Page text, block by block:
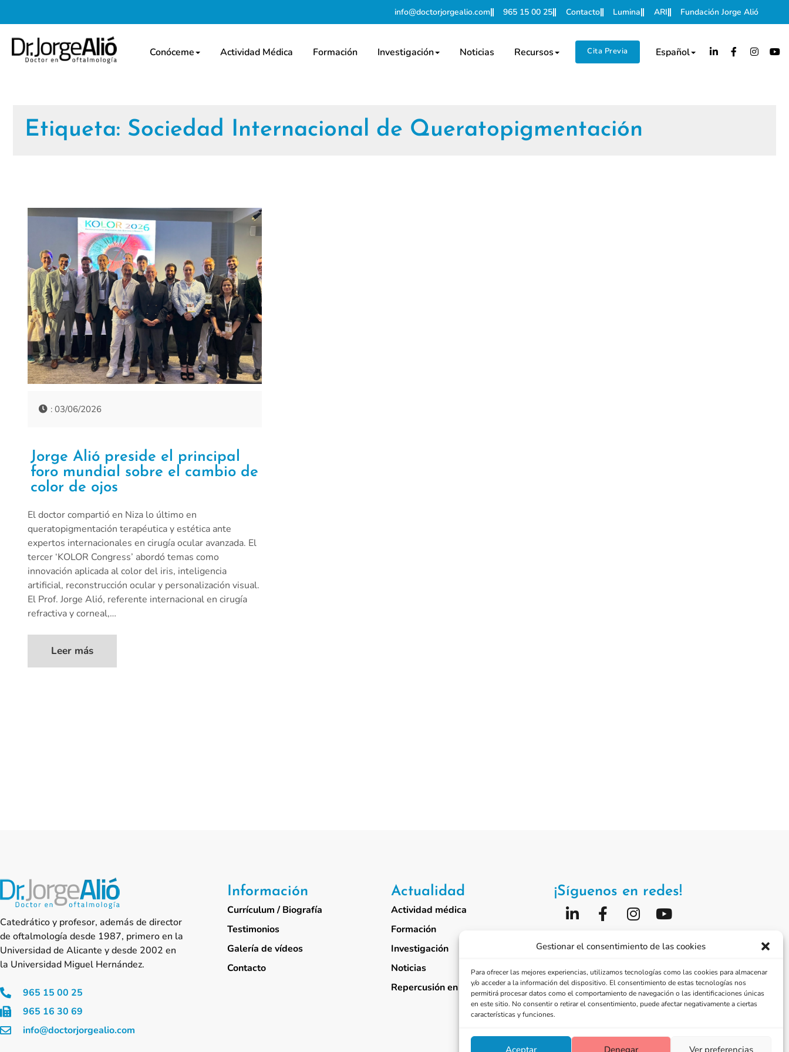
Gestionar el consentimiento de las cookies
Para ofrecer las mejores experiencias, utilizamos tecnologías como las cookies para almacenar
y/o acceder a la información del dispositivo. El consentimiento de estas tecnologías nos
permitirá procesar datos como el comportamiento de navegación o las identificaciones únicas
en este sitio. No consentir o retirar el consentimiento, puede afectar negativamente a ciertas
características y funciones.
Aceptar Denegar Ver preferencias
info@doctorjorgealio.com 965 15 00 25 Contacto Lumina ARI Fundación Jorge Alió
Conóceme Actividad Médica Formación Investigación Noticias Recursos Cita Previa Español
Etiqueta: Sociedad Internacional de Queratopigmentación
: 03/06/2026
Jorge Alió preside el principal
foro mundial sobre el cambio de
color de ojos
El doctor compartió en Niza lo último en
queratopigmentación terapéutica y estética ante
expertos internacionales en cirugía ocular avanzada. El
tercer ‘KOLOR Congress’ abordó temas como
innovación aplicada al color del iris, inteligencia
artificial, reconstrucción ocular y personalización visual.
El Prof. Jorge Alió, referente internacional en cirugía
refractiva y corneal,…
Leer más
Catedrático y profesor, además de director
de oftalmología desde 1987, primero en la
Universidad de Alicante y desde 2002 en
la Universidad Miguel Hernández.
965 15 00 25
965 16 30 69
info@doctorjorgealio.com
Información
Currículum / Biografía
Testimonios
Galería de vídeos
Contacto
Actualidad
Actividad médica
Formación
Investigación
Noticias
Repercusión en medios
¡Síguenos en redes!
Fundación Jorge Alió
Vissum Corporación